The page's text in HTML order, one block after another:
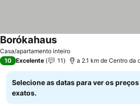
Casa/apartamento inteiro
Borókahaus
10 Excelente 11 a 2.1 km de Centro da
Selecione as datas para ver os preços
exatos.